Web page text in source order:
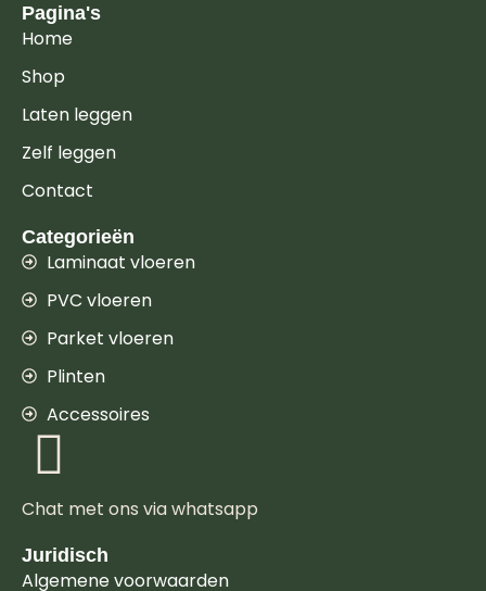
Pagina's
Home
Shop
Laten leggen
Zelf leggen
Contact
Categorieën
Laminaat vloeren
PVC vloeren
Parket vloeren
Plinten
Accessoires
Chat met ons via whatsapp
Juridisch
Algemene voorwaarden